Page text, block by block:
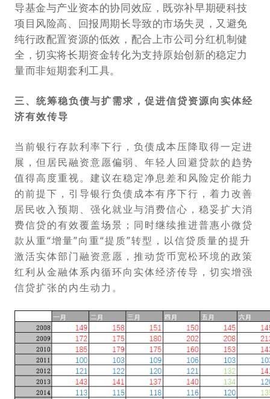
导基金与产业资本的协同效应，既弥补早期硬科技
项目风险高、回报周期长导致的市场失灵，又避免
纯行政配置资源的低效，配合上市公司分红机制健
全，切实将长期资金转化为支持原始创新的稳定力
量而非短期套利工具。
三、统筹稳负债与扩需求，促进信贷资源向实体经
济有效传导
当前银行存款利率下行，负债成本压降取得一定进
展，但居民融资意愿偏弱、年轻人回避贷款的趋势
值得高度重视。建议在稳定净息差和风险定价能力
的前提下，引导银行负债成本有序下行，着力改善
居民收入预期、强化就业与消费信心，稳妥扩大消
费信贷的有效覆盖场景；同时继续推进普惠小微贷
款从重“增量”向重“提质”转型，以信贷质量的提升
激活实体部门融资意愿，推动货币宽松环境的政策
红利从金融体系内循环向实体经济传导，切实增强
信贷扩张的内生动力。